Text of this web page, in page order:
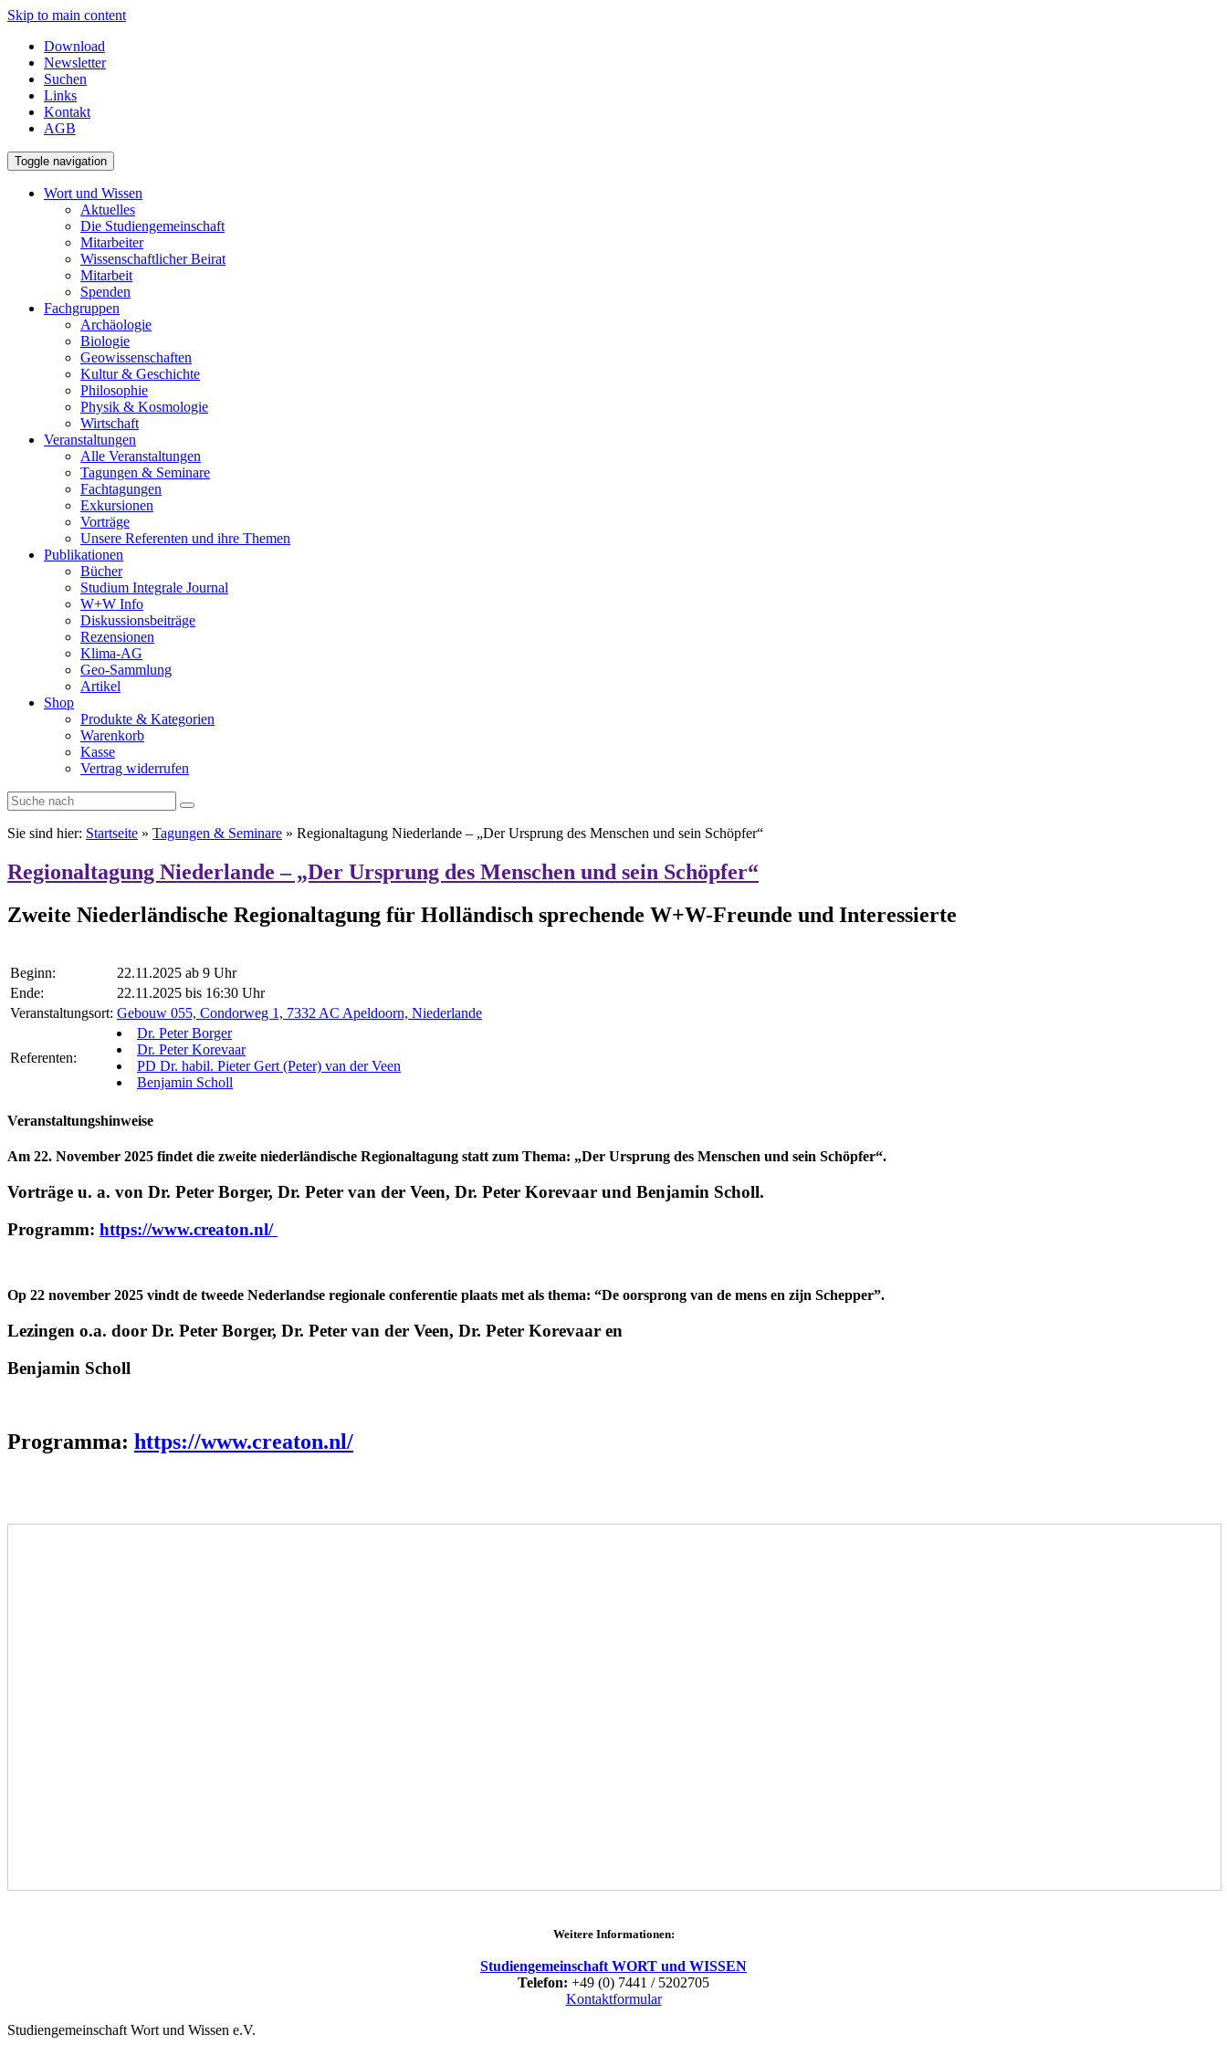
Skip to main content
Download
Newsletter
Suchen
Links
Kontakt
AGB
Toggle navigation
Wort und Wissen
Aktuelles
Die Studiengemeinschaft
Mitarbeiter
Wissenschaftlicher Beirat
Mitarbeit
Spenden
Fachgruppen
Archäologie
Biologie
Geowissenschaften
Kultur & Geschichte
Philosophie
Physik & Kosmologie
Wirtschaft
Veranstaltungen
Alle Veranstaltungen
Tagungen & Seminare
Fachtagungen
Exkursionen
Vorträge
Unsere Referenten und ihre Themen
Publikationen
Bücher
Studium Integrale Journal
W+W Info
Diskussionsbeiträge
Rezensionen
Klima-AG
Geo-Sammlung
Artikel
Shop
Produkte & Kategorien
Warenkorb
Kasse
Vertrag widerrufen
Sie sind hier: Startseite » Tagungen & Seminare » Regionaltagung Niederlande – „Der Ursprung des Menschen und sein Schöpfer“
Regionaltagung Niederlande – „Der Ursprung des Menschen und sein Schöpfer“
Zweite Niederländische Regionaltagung für Holländisch sprechende W+W-Freunde und Interessierte
Beginn:
22.11.2025 ab 9 Uhr
Ende:
22.11.2025 bis 16:30 Uhr
Veranstaltungsort: Gebouw 055, Condorweg 1, 7332 AC Apeldoorn, Niederlande
Referenten:
Dr. Peter Borger
Dr. Peter Korevaar
PD Dr. habil. Pieter Gert (Peter) van der Veen
Benjamin Scholl
Veranstaltungshinweise
Am 22. November 2025 findet die zweite niederländische Regionaltagung statt zum Thema: „Der Ursprung des Menschen und sein Schöpfer“.
Vorträge u. a. von Dr. Peter Borger, Dr. Peter van der Veen, Dr. Peter Korevaar und Benjamin Scholl.
Programm: https://www.creaton.nl/
Op 22 november 2025 vindt de tweede Nederlandse regionale conferentie plaats met als thema: “De oorsprong van de mens en zijn Schepper”.
Lezingen o.a. door Dr. Peter Borger, Dr. Peter van der Veen, Dr. Peter Korevaar en
Benjamin Scholl
Programma: https://www.creaton.nl/
Weitere Informationen:
Studiengemeinschaft WORT und WISSEN
Telefon: +49 (0) 7441 / 5202705
Kontaktformular
Studiengemeinschaft Wort und Wissen e.V.